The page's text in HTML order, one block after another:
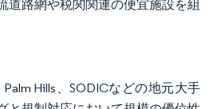
道路網や税関関連の便宜施設を組
Palm Hills、SODICなどの地元大手